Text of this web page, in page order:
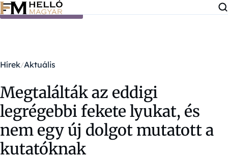
Ugrás a tartalomra
Hírek Aktuális
Megtalálták az eddigi
legrégebbi fekete lyukat, és
nem egy új dolgot mutatott a
kutatóknak